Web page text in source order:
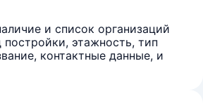
и список организаций
этажность, тип
контактные данные, и